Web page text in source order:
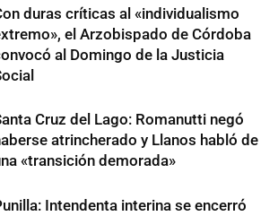
duras críticas al «individualismo
el Arzobispado de Córdoba
al Domingo de la Justicia
Cruz del Lago: Romanutti negó
atrincherado y Llanos habló de
«transición demorada»
Intendenta interina se encerró